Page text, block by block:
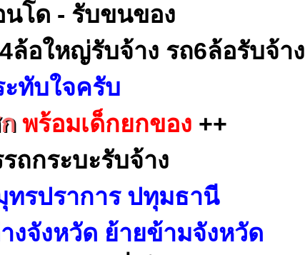
โด - รับขนของ
ล้อใหญ่รับจ้าง รถ6ล้อรับจ้าง
ทับใจครับ
พร้อมเด็กยกของ ++
ถกระบะรับจ้าง
ทรปราการ ปทุมธานี
จังหวัด ย้ายข้ามจังหวัด